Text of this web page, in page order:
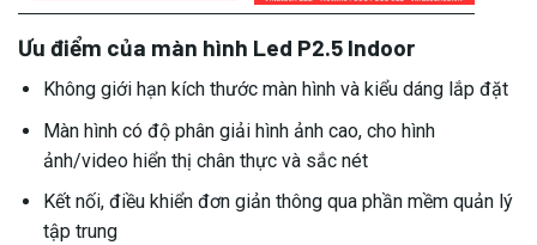
Ưu điểm của màn hình Led P2.5 Indoor
Không giới hạn kích thước màn hình và kiểu dáng lắp đặt
Màn hình có độ phân giải hình ảnh cao, cho hình
ảnh/video hiển thị chân thực và sắc nét
Kết nối, điều khiển đơn giản thông qua phần mềm quản lý
tập trung